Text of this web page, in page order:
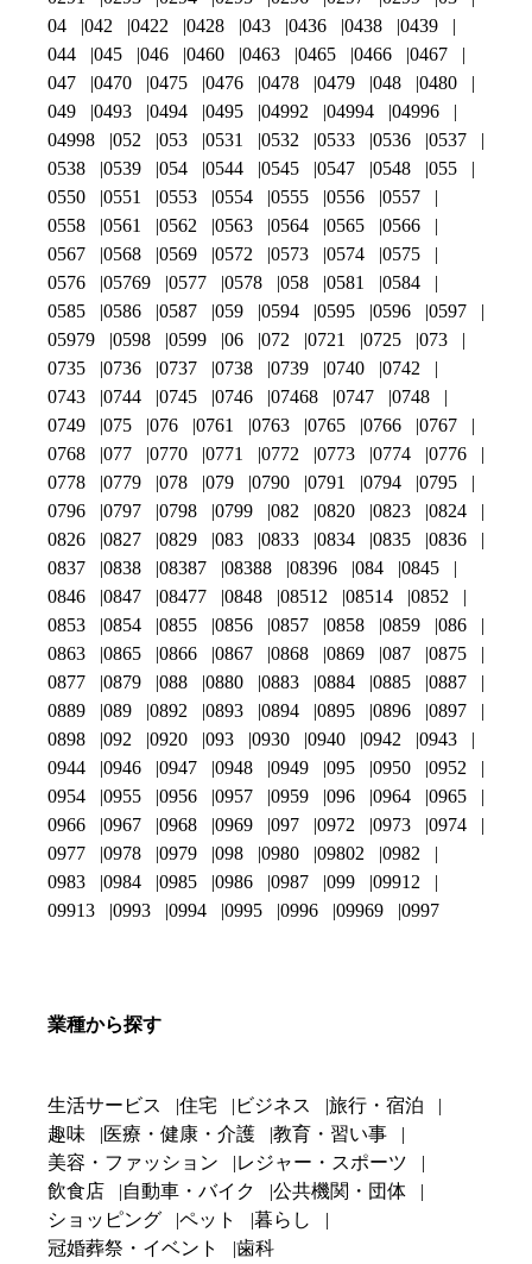
04
042 0422 0428 043 0436 0438
0439
044
045 046 0460 0463 0465 0466
0467
047
0470 0475 0476 0478 0479 048
0480
049
0493 0494 0495 04992 04994
04996
04998
052 053 0531 0532 0533 0536
0537
0538
0539 054 0544 0545 0547 0548
055
0550
0551 0553 0554 0555 0556
0557
0558
0561 0562 0563 0564 0565
0566
0567
0568 0569 0572 0573 0574
0575
0576
05769 0577 0578 058 0581
0584
0585
0586 0587 059 0594 0595 0596
0597
05979
0598 0599 06 072 0721 0725
073
0735
0736 0737 0738 0739 0740
0742
0743
0744 0745 0746 07468 0747
0748
0749
075 076 0761 0763 0765 0766
0767
0768
077 0770 0771 0772 0773 0774
0776
0778
0779 078 079 0790 0791 0794
0795
0796
0797 0798 0799 082 0820 0823
0824
0826
0827 0829 083 0833 0834 0835
0836
0837
0838 08387 08388 08396 084
0845
0846
0847 08477 0848 08512 08514
0852
0853
0854 0855 0856 0857 0858 0859
086
0863
0865 0866 0867 0868 0869 087
0875
0877
0879 088 0880 0883 0884 0885
0887
0889
089 0892 0893 0894 0895 0896
0897
0898
092 0920 093 0930 0940 0942
0943
0944
0946 0947 0948 0949 095 0950
0952
0954
0955 0956 0957 0959 096 0964
0965
0966
0967 0968 0969 097 0972 0973
0974
0977
0978 0979 098 0980 09802
0982
0983
0984 0985 0986 0987 099
09912
09913
0993 0994 0995 0996 09969 0997
業種から探す
生活サービス 住宅 ビジネス
旅行・宿泊
趣味
医療・健康・介護
教育・習い事
美容・ファッション
レジャー・スポーツ
飲食店
自動車・バイク
公共機関・団体
ショッピング
ペット
暮らし
冠婚葬祭・イベント
歯科